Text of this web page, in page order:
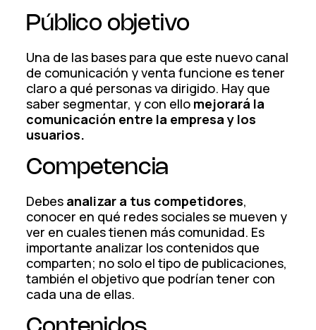
Público objetivo
Una de las bases para que este nuevo canal
de comunicación y venta funcione es tener
claro a qué personas va dirigido. Hay que
saber segmentar, y con ello mejorará la
comunicación entre la empresa y los
usuarios.
Competencia
Debes analizar a tus competidores,
conocer en qué redes sociales se mueven y
ver en cuales tienen más comunidad. Es
importante analizar los contenidos que
comparten; no solo el tipo de publicaciones,
también el objetivo que podrían tener con
cada una de ellas.